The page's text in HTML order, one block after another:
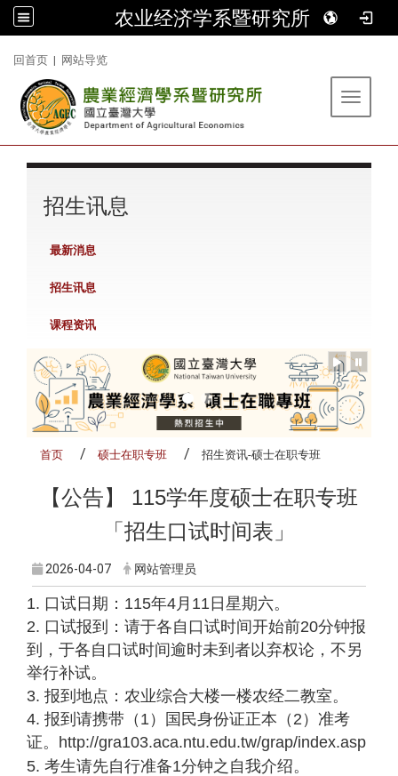
农业经济学系暨研究所
回首页 | 网站导览
Toggle
招生讯息
最新消息
招生讯息
课程资讯
首页 硕士在职专班 招生资讯-硕士在职专班
【公告】 115学年度硕士在职专班
「招生口试时间表」
2026-04-07 网站管理员
1. 口试日期：115年4月11日星期六。
2. 口试报到：请于各自口试时间开始前20分钟报
到，于各自口试时间逾时未到者以弃权论，不另
举行补试。
3. 报到地点：农业综合大楼一楼农经二教室。
4. 报到请携带（1）国民身份证正本（2）准考
证。 http://gra103.aca.ntu.edu.tw/grap/index.asp
5. 考生请先自行准备1分钟之自我介绍。